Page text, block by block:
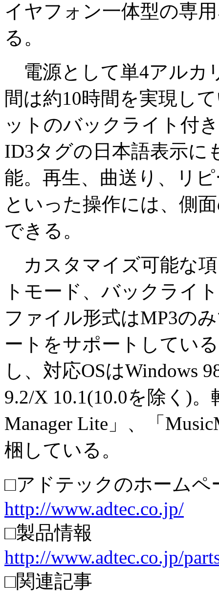
イヤフォン一体型の専
る。
電源として単4アルカ
間は約10時間を実現し
ットのバックライト付
ID3タグの日本語表示に
能。再生、曲送り、リ
といった操作には、側
できる。
カスタマイズ可能な
トモード、バックライ
ファイル形式はMP3の
ートをサポートしてい
し、対応OSはWindows
9.2/X 10.1(10.0を除く)
Manager Lite」、「
梱している。
□アドテックのホームペ
http://www.adtec.co.jp/
□製品情報
http://www.adtec.co.jp/
□関連記事